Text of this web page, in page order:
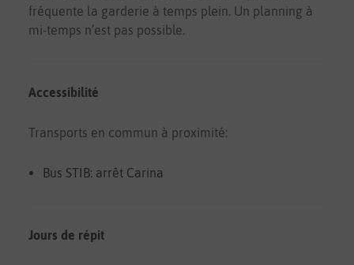
fréquente la garderie à temps plein. Un planning à
mi-temps n’est pas possible.
Accessibilité
Transports en commun à proximité:
Bus STIB: arrêt Carina
Jours de répit